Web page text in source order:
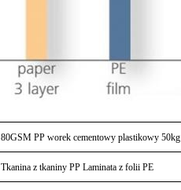
80GSM PP worek cementowy plastikowy 50kg
Tkanina z tkaniny PP Laminata z folii PE